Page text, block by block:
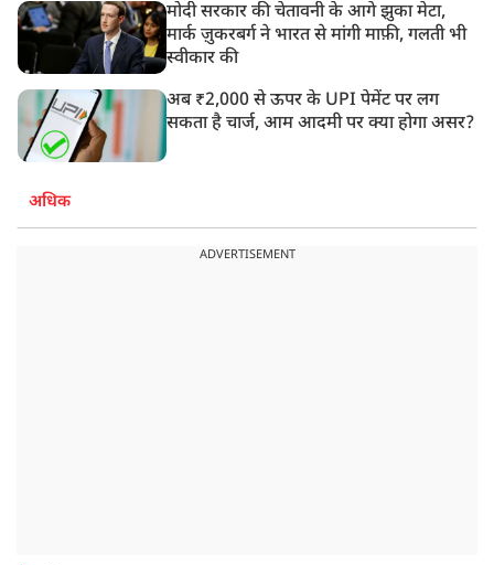
मोदी सरकार की चेतावनी के आगे झुका मेटा,
मार्क ज़ुकरबर्ग ने भारत से मांगी माफ़ी, गलती भी
स्वीकार की
अब ₹2,000 से ऊपर के UPI पेमेंट पर लग
सकता है चार्ज, आम आदमी पर क्या होगा असर?
अधिक
ADVERTISEMENT